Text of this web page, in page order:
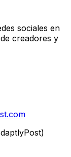
sociales en
creadores y